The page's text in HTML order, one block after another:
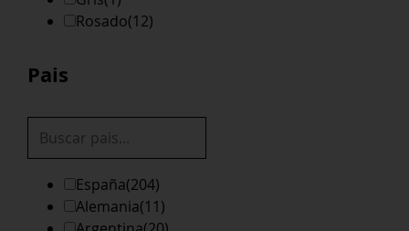
Rosado(12)
Pais
España(204)
Alemania(11)